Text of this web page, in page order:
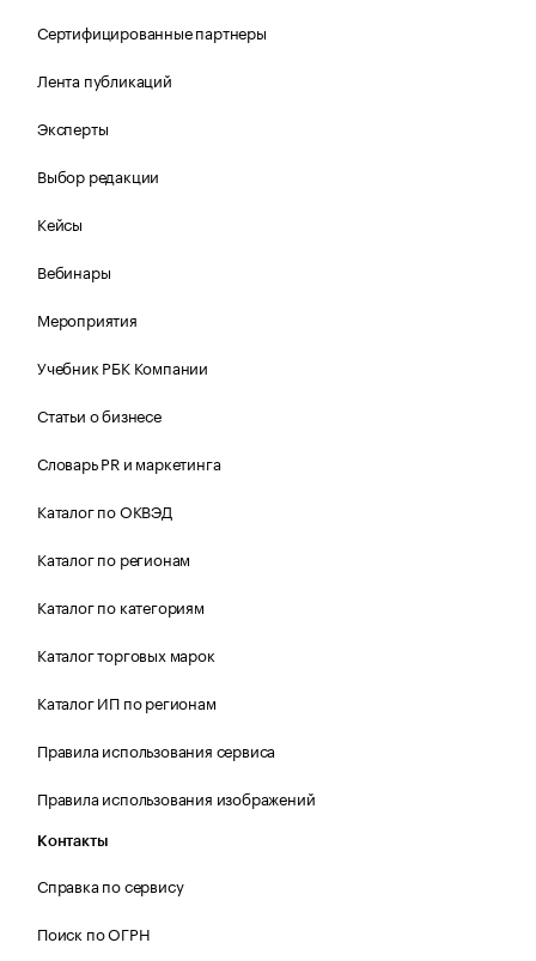
Сертифицированные партнеры
Лента публикаций
Эксперты
Выбор редакции
Кейсы
Вебинары
Мероприятия
Учебник РБК Компании
Статьи о бизнесе
Словарь PR и маркетинга
Каталог по ОКВЭД
Каталог по регионам
Каталог по категориям
Каталог торговых марок
Каталог ИП по регионам
Правила использования сервиса
Правила использования изображений
Контакты
Справка по сервису
Поиск по ОГРН